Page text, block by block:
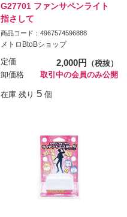
G27701 ファンサペンライト
指さして
商品コード：4967574596888
メトロBtoBショップ
定価 2,000円
（税抜）
卸価格
取引中の会員のみ公開
在庫 残り 5 個